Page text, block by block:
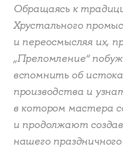
Обращаясь к
Хрустального
и переосмысляя их,
„Преломление“
вспомнить об
производства и
в котором мастера
и продолжают
нашего праздничного